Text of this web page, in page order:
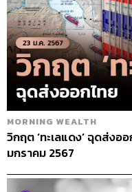
MORNING WEALTH
วิกฤต ‘ทะเลแดง’ ฉุดส่ง
มกราคม 2567